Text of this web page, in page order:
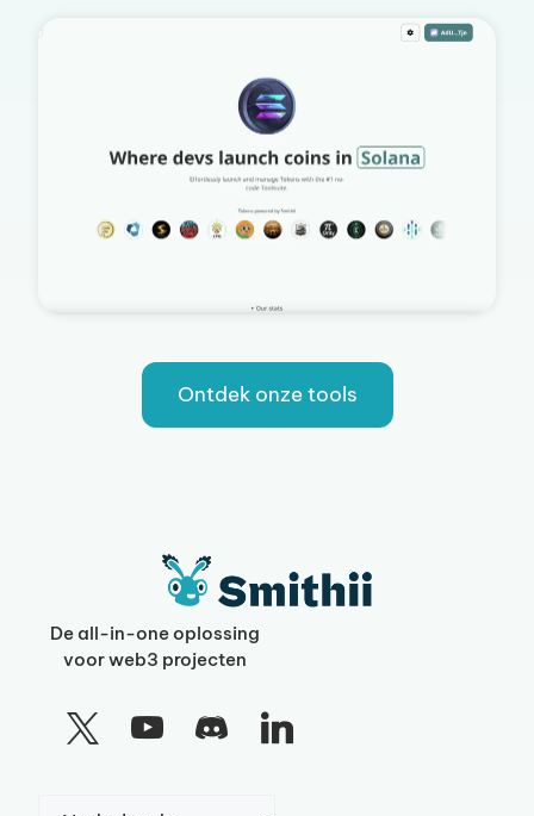
Ontdek onze tools
De all-in-one oplossing
voor web3 projecten